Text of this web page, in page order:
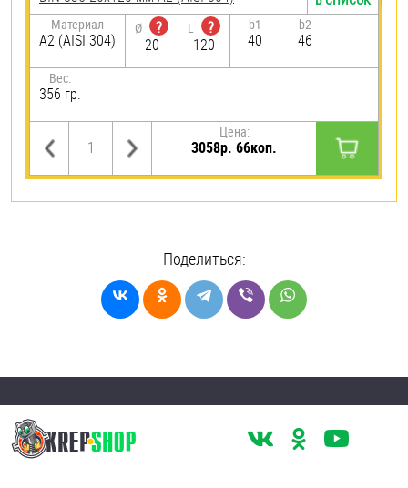
Материал
А2 (AISI 304)
Ø
?
20
L
?
120
b1
40
b2
46
Вес:
356 гр.
Цена:
3058р. 66коп.
Поделиться: